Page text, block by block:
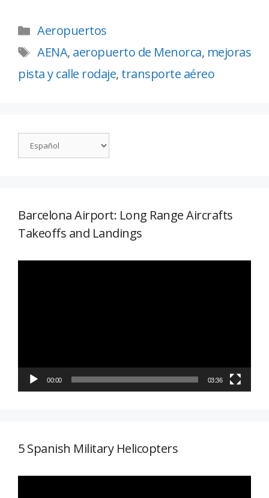
Aeropuertos
AENA, aeropuerto de Menorca, mejoras
pista y calle rodaje, transporte aéreo
Barcelona Airport: Long Range Aircrafts
Takeoffs and Landings
00:00 03:36
5 Spanish Military Helicopters